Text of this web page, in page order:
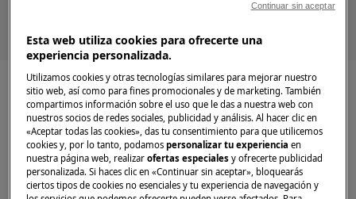
Artículos recomendados
para Frigoríficos Una Puerta
Esta web utiliza cookies para ofrecerte una
experiencia personalizada.
Utilizamos cookies y otras tecnologías similares para mejorar nuestro
sitio web, así como para fines promocionales y de marketing. También
compartimos información sobre el uso que le das a nuestra web con
nuestros socios de redes sociales, publicidad y análisis. Al hacer clic en
«Aceptar todas las cookies», das tu consentimiento para que utilicemos
cookies y, por lo tanto, podamospersonalizar tu experienciaen
nuestra página web, realizarofertas especiales y ofrecerte publicidad
personalizada. Si haces clic en «Continuar sin aceptar», bloquearás
ciertos tipos de cookies no esenciales y tu experiencia de navegación y
Continuar sin aceptar